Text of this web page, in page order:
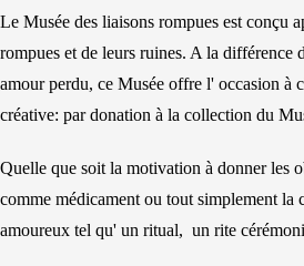
Le Musée des liaisons rompues est conçu
rompues et de leurs ruines. A la différence
amour perdu, ce Musée offre l' occasion à
créative: par donation à la collection du
Quelle que soit la motivation à donner les
comme médicament ou tout simplement la
amoureux tel qu' un ritual, un rite